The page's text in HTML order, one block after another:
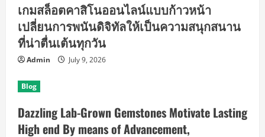
เกมสล็อตคาสิโนออนไลน์แบบก้าวหน้า
เปลี่ยนการพนันดิจิทัลให้เป็นความสนุกสนาน
ที่น่าตื่นเต้นทุกวัน
Admin July 9, 2026
Blog
Dazzling Lab-Grown Gemstones Motivate Lasting
High end By means of Advancement,